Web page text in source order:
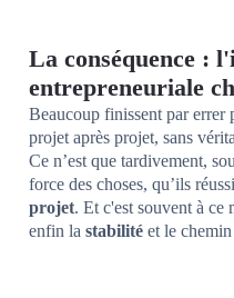
La conséquence :
entrepreneuriale
Beaucoup finissent par errer
projet après projet, sans
Ce n’est que tardivement,
force des choses, qu’ils
projet. Et c'est souvent à ce
enfin la stabilité et le